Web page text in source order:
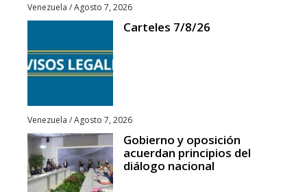
Venezuela /Agosto 7, 2026
Carteles 7/8/26
Venezuela /Agosto 7, 2026
Gobierno y oposición
acuerdan principios del
diálogo nacional